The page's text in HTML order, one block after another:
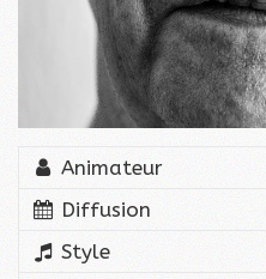
Animateur
Diffusion
Style